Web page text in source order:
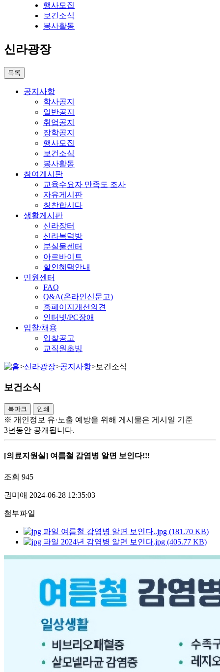
행사모집
보건소식
봉사활동
신라광장
목록
공지사항
학사공지
일반공지
취업공지
장학공지
행사모집
보건소식
봉사활동
참여게시판
교육수요자 만족도 조사
자유게시판
칭찬합시다
생활게시판
신라장터
신라복덕방
분실물센터
아르바이트
할인혜택안내
민원센터
FAQ
Q&A(온라인신문고)
홈페이지개선의견
인터넷/PC장애
입찰/채용
입찰공고
교직원초빙
>신라광장>공지사항>보건소식
보건소식
북마크 인쇄
※ 개인정보 유·노출 예방을 위해 게시물은 게시일 기준
3년동안 공개됩니다.
[의료지원실] 여름철 감염병 알면 보인다!!!
조회 945
권미애 2024-06-28 12:35:03
첨부파일
여름철 감염병 알면 보인다..jpg (181.70 KB)
2024년 감염병 알면 보인다.jpg (405.77 KB)